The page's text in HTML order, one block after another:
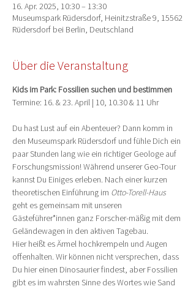
16. Apr. 2025, 10:30 – 13:30
Museumspark Rüdersdorf, Heinitzstraße 9, 15562
Rüdersdorf bei Berlin, Deutschland
Über die Veranstaltung
Kids im Park: Fossilien suchen und bestimmen
Termine: 16. & 23. April | 10, 10.30 & 11 Uhr
Du hast Lust auf ein Abenteuer? Dann komm in
den Museumspark Rüdersdorf und fühle Dich ein
paar Stunden lang wie ein richtiger Geologe auf
Forschungsmission! Während unserer Geo-Tour
kannst Du Einiges erleben. Nach einer kurzen
theoretischen Einführung im Otto-Torell-Haus
geht es gemeinsam mit unseren
Gästeführer*innen ganz Forscher-mäßig mit dem
Geländewagen in den aktiven Tagebau.
Hier heißt es Ärmel hochkrempeln und Augen
offenhalten. Wir können nicht versprechen, dass
Du hier einen Dinosaurier findest, aber Fossilien
gibt es im wahrsten Sinne des Wortes wie Sand